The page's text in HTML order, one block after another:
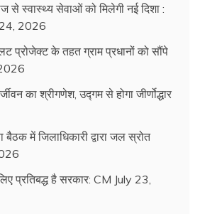
से स्वास्थ्य सेवाओं को मिलेगी नई दिशा :
2026
प्रोजेक्ट के तहत ग्राम प्रधानों को सौंपे
का श्रीगणेश, उद्गम से होगा जीर्णोद्धार
में जिलाधिकारी द्वारा जल स्रोत
प्रतिबद्ध है सरकार: CM July 23,